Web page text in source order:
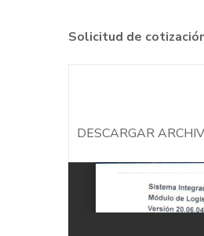
Solicitud de
DESCARGAR